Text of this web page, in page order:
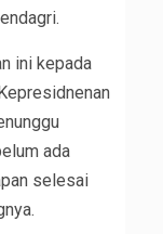
ini kepada
ada
selesai